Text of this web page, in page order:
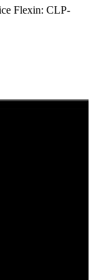
Flexin: CLP-